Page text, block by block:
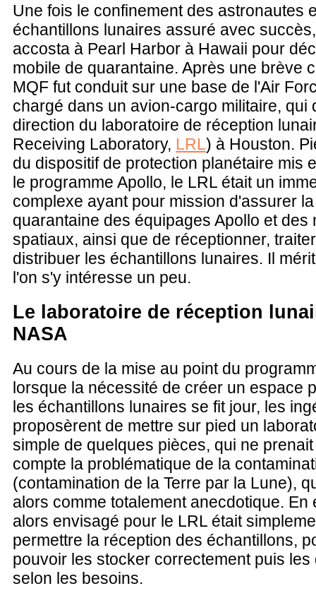
Une fois le confinement des astronautes
échantillons lunaires assuré avec
accosta à Pearl Harbor à Hawaii pour
mobile de quarantaine. Après une brève
MQF fut conduit sur une base de l'Air
chargé dans un avion-cargo militaire, qui
direction du laboratoire de réception
Receiving Laboratory, LRL) à Houston.
du dispositif de protection planétaire mis
le programme Apollo, le LRL était un
complexe ayant pour mission d'assurer
quarantaine des équipages Apollo et des
spatiaux, ainsi que de réceptionner,
distribuer les échantillons lunaires. Il
l'on s'y intéresse un peu.
Le laboratoire de réception
NASA
Au cours de la mise au point du
lorsque la nécessité de créer un espace
les échantillons lunaires se fit jour, les
proposèrent de mettre sur pied un
simple de quelques pièces, qui ne
compte la problématique de la
(contamination de la Terre par la Lune),
alors comme totalement anecdotique. En
alors envisagé pour le LRL était
permettre la réception des échantillons,
pouvoir les stocker correctement puis les
selon les besoins.